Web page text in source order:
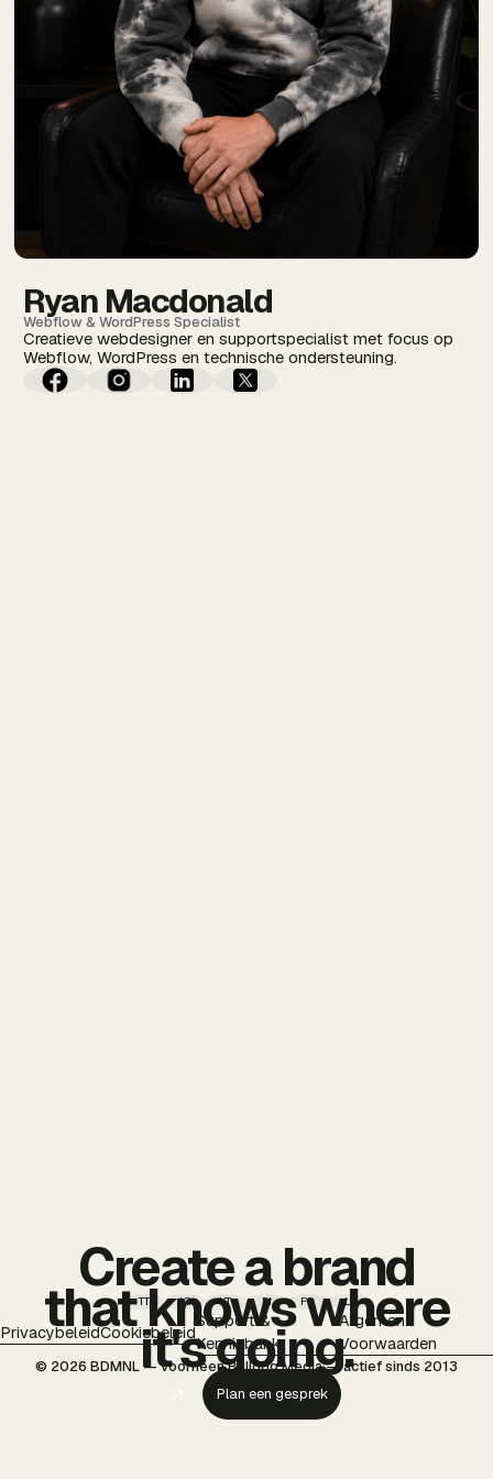
Ryan Macdonald
Webflow & WordPress Specialist
Creatieve webdesigner en supportspecialist met focus op
Webflow, WordPress en technische ondersteuning.
TT IG YT PI FB LI
PrivacybeleidCookiebeleid
Support &
Kennisbank
Algemene
Voorwaarden
© 2026 BDMNL — voorheen Bulldog Media — actief sinds 2013
Create a brand
that knows where
it's going.
Plan een gesprek